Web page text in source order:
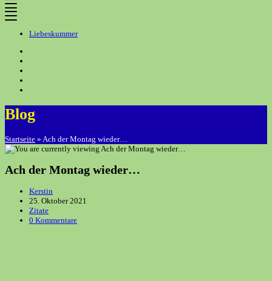
Liebeskummer
Blog
Startseite » Ach der Montag wieder…
Ach der Montag wieder…
Beitrags-
Autor:
Kerstin
Beitrag
veröffentlicht:
25. Oktober 2021
Beitrags-
Kategorie:
Zitate
Beitrags-
0 Kommentare